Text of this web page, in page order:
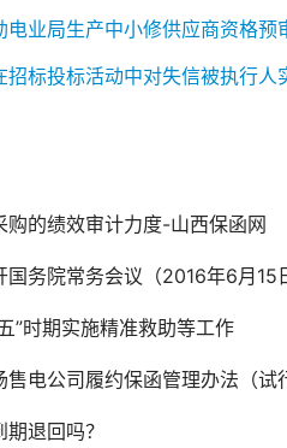
电业局生产中小修供应商资格预
招标投标活动中对失信被执行人
购的绩效审计力度-山西保函网
务院常务会议（2016年6月15
”时期实施精准救助等工作
售电公司履约保函管理办法（试
退回吗？